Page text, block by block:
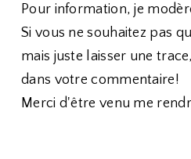
Pour information, je
Si vous ne souhaitez pas
mais juste laisser une
dans votre commentaire!
Merci d'être venu me